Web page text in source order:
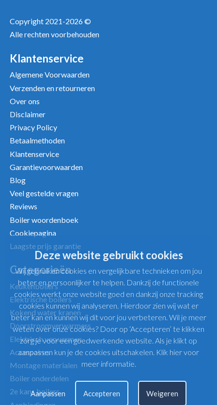
Copyright 2021-2026 ©
Alle rechten voorbehouden
Klantenservice
Algemene Voorwaarden
Verzenden en retourneren
Over ons
Disclaimer
Privacy Policy
Betaalmethoden
Klantenservice
Garantievoorwaarden
Blog
Veel gestelde vragen
Reviews
Boiler woordenboek
Cookiepagina
Laagste prijs garantie
Categorieën
Keukenboilers
Elektrische boilers
Kokend water kranen
Doorstroomverwarmers
Elektrisch verwarmen
Accessoires
Montage materialen
Boiler onderdelen
2e kans boilers
Deze website gebruikt cookies
Wij gebruiken cookies en vergelijkbare technieken om jou
beter en persoonlijker te helpen. Dankzij de functionele
cookies werkt onze website goed en dankzij onze tracking
cookies kunnen wij analyseren. Hierdoor zien wij wat er
beter kan en kunnen wij dit voor jou verbeteren. Wil je meer
weten over onze cookies? Door op ‘Accepteren’ te klikken
zorg je voor een goedwerkende website. Als je klikt op
aanpassen kun je de cookies uitschakelen. Klik hier voor
meer informatie.
Aanpassen Accepteren Weigeren